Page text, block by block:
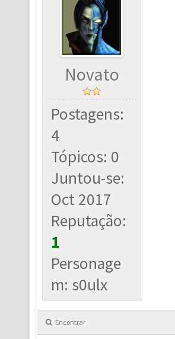
Novato
Postagens:
4
Tópicos: 0
Juntou-se:
Oct 2017
Reputação:
1
Personage
m: s0ulx
Encontrar